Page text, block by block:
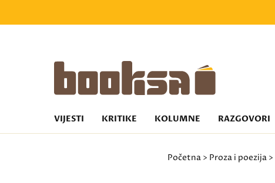
VIJESTI KRITIKE KOLUMNE RAZGOVORI
Početna > Proza i poezija >